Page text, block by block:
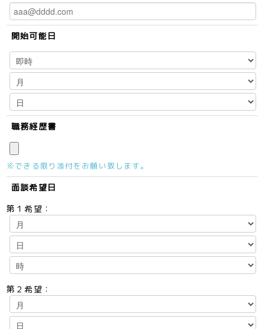
開始可能日
職務経歴書
※できる限り添付をお願い致します。
面談希望日
第１希望：
第２希望：